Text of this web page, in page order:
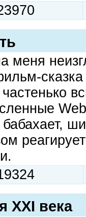
меня
XXI века